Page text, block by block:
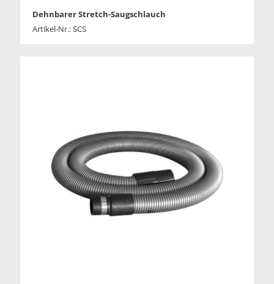
Dehnbarer Stretch-Saugschlauch
Artikel-Nr.: SCS